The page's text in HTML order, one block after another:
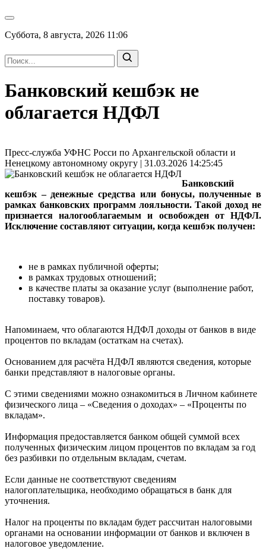
Суббота, 8 августа, 2026 11:06
Банковский кешбэк не
облагается НДФЛ
Пресс-служба УФНС Росси по Архангельской области и
Ненецкому автономному округу | 31.03.2026 14:25:45
Банковский
кешбэк – денежные средства или бонусы, полученные в
рамках банковских программ лояльности. Такой доход не
признается налогооблагаемым и освобожден от НДФЛ.
Исключение составляют ситуации, когда кешбэк получен:
не в рамках публичной оферты;
в рамках трудовых отношений;
в качестве платы за оказание услуг (выполнение работ,
поставку товаров).
Напоминаем, что облагаются НДФЛ доходы от банков в виде
процентов по вкладам (остаткам на счетах).
Основанием для расчёта НДФЛ являются сведения, которые
банки представляют в налоговые органы.
С этими сведениями можно ознакомиться в Личном кабинете
физического лица – «Сведения о доходах» – «Проценты по
вкладам».
Информация предоставляется банком общей суммой всех
полученных физическим лицом процентов по вкладам за год
без разбивки по отдельным вкладам, счетам.
Если данные не соответствуют сведениям
налогоплательщика, необходимо обращаться в банк для
уточнения.
Налог на проценты по вкладам будет рассчитан налоговыми
органами на основании информации от банков и включен в
налоговое уведомление.